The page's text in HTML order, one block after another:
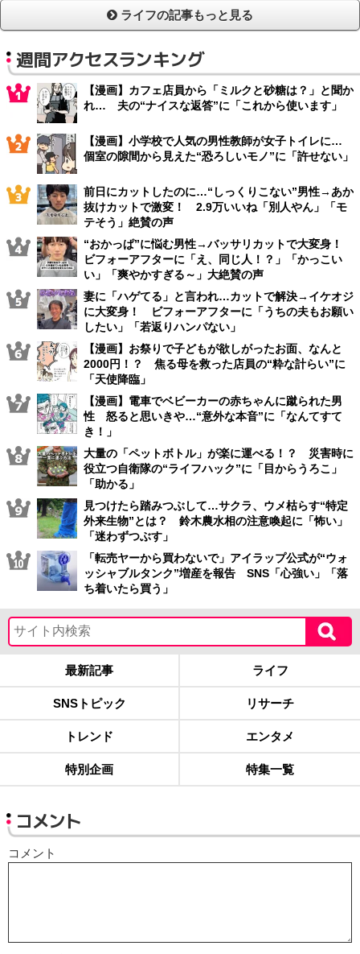
ライフの記事もっと見る
週間アクセスランキング
【漫画】カフェ店員から「ミルクと砂糖は？」と聞か
れ… 夫の“ナイスな返答”に「これから使います」
【漫画】小学校で人気の男性教師が女子トイレに…
個室の隙間から見えた“恐ろしいモノ”に「許せない」
前日にカットしたのに…“しっくりこない”男性→あか
抜けカットで激変！ 2.9万いいね「別人やん」「モ
テそう」絶賛の声
“おかっぱ”に悩む男性→バッサリカットで大変身！
ビフォーアフターに「え、同じ人！？」「かっこい
い」「爽やかすぎる～」大絶賛の声
妻に「ハゲてる」と言われ…カットで解決→イケオジ
に大変身！ ビフォーアフターに「うちの夫もお願い
したい」「若返りハンパない」
【漫画】お祭りで子どもが欲しがったお面、なんと
2000円！？ 焦る母を救った店員の“粋な計らい”に
「天使降臨」
【漫画】電車でベビーカーの赤ちゃんに蹴られた男
性 怒ると思いきや…“意外な本音”に「なんてすて
き！」
大量の「ペットボトル」が楽に運べる！？ 災害時に
役立つ自衛隊の“ライフハック”に「目からうろこ」
「助かる」
見つけたら踏みつぶして…サクラ、ウメ枯らす“特定
外来生物”とは？ 鈴木農水相の注意喚起に「怖い」
「迷わずつぶす」
「転売ヤーから買わないで」アイラップ公式が“ウォ
ッシャブルタンク”増産を報告 SNS「心強い」「落
ち着いたら買う」
最新記事 ライフ
SNSトピック リサーチ
トレンド エンタメ
特別企画 特集一覧
コメント
コメント